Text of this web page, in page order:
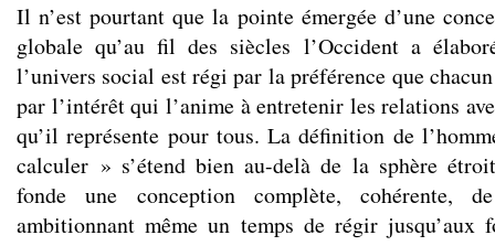
Il n’est pourtant que la pointe émergée d’une
globale qu’au fil des siècles l’Occident a
l’univers social est régi par la préférence que
par l’intérêt qui l’anime à entretenir les relations
qu’il représente pour tous. La définition de
calculer » s’étend bien au-delà de la sphère
fonde une conception complète, cohérente,
ambitionnant même un temps de régir jusqu’aux